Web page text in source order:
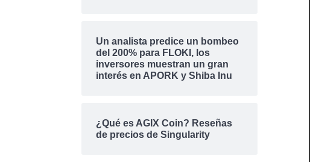
Un analista predice un bombeo
del 200% para FLOKI, los
inversores muestran un gran
interés en APORK y Shiba Inu
¿Qué es AGIX Coin? Reseñas
de precios de Singularity